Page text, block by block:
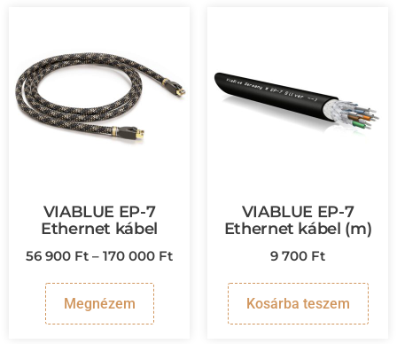
VIABLUE EP-7
Ethernet kábel
56 900 Ft – 170 000 Ft
Megnézem
VIABLUE EP-7
Ethernet kábel (m)
9 700 Ft
Kosárba teszem